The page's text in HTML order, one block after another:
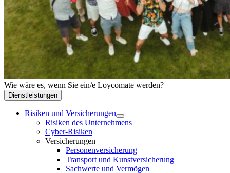
Wie wäre es, wenn Sie ein/e Loycomate werden?
Dienstleistungen
Risiken und Versicherungen
Risiken des Unternehmens
Cyber-Risiken
Versicherungen
Personenversicherung
Transport und Kunstversicherung
Sachwerte und Vermögen